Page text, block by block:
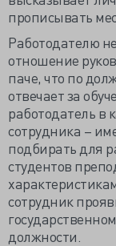
прописывать
Работодателю
отношение
паче, что по
отвечает за
работодатель в
сотрудника –
подбирать для
студентов
сотрудник
должности.